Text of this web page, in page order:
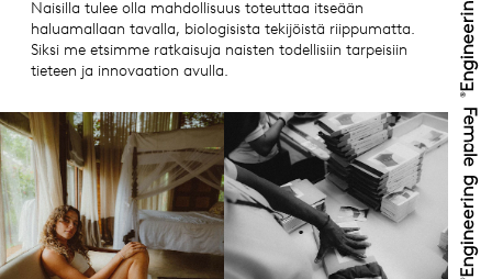
Naisilla tulee olla mahdollisuus toteuttaa itseään
haluamallaan tavalla, biologisista tekijöistä riippumatta.
Siksi me etsimme ratkaisuja naisten todellisiin tarpeisiin
tieteen ja innovaation avulla.